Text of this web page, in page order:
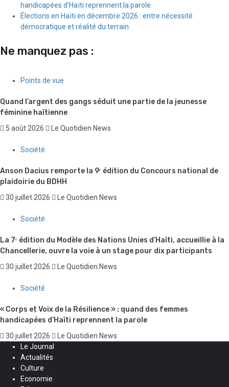
handicapées d’Haïti reprennent la parole
Élections en Haïti en décembre 2026 : entre nécessité
démocratique et réalité du terrain
Ne manquez pas :
Points de vue
Quand l’argent des gangs séduit une partie de la jeunesse
féminine haïtienne
5 août 2026 Le Quotidien News
Société
Anson Dacius remporte la 9ᵉ édition du Concours national de
plaidoirie du BDHH
30 juillet 2026 Le Quotidien News
Société
La 7ᵉ édition du Modèle des Nations Unies d’Haïti, accueillie à la
Chancellerie, ouvre la voie à un stage pour dix participants
30 juillet 2026 Le Quotidien News
Société
« Corps et Voix de la Résilience » : quand des femmes
handicapées d’Haïti reprennent la parole
30 juillet 2026
Le Quotidien News
Le Journal
Actualités
Culture
Economie